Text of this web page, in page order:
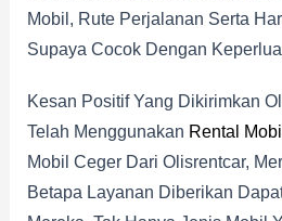
Mobil, Rute Perjalanan Serta
Supaya Cocok Dengan
Kesan Positif Yang Dikirimkan
Telah Menggunakan Rental
Mobil Ceger Dari Olisrentcar,
Betapa Layanan Diberikan